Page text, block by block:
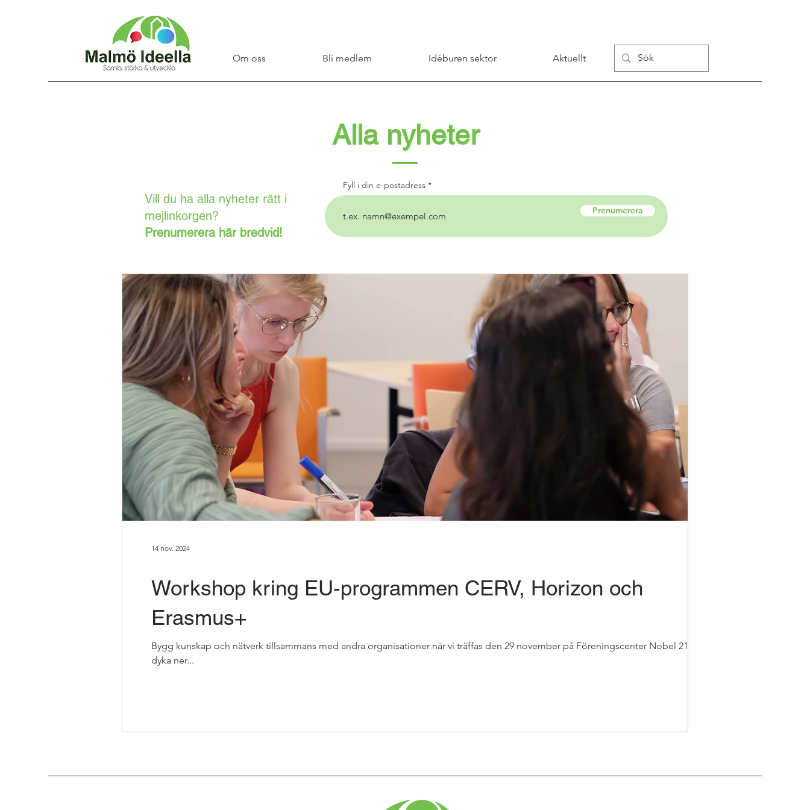
Om oss Bli medlem Idéburen sektor Aktuellt
Alla nyheter
Workshop kring EU-programmen CERV, Horizon och
Erasmus+
Bygg kunskap och nätverk tillsammans med andra organisationer när vi träffas den 29 november på Föreningscenter Nobel 21 för att
dyka ner...
14 nov. 2024
Fyll i din e-postadress
Prenumerera
Vill du ha alla nyheter rätt i
mejlinkorgen?
Prenumerera här bredvid!